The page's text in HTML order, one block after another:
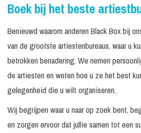
Boek bij het beste
Benieuwd waarom anderen Black Box bij
van de grootste artiestenbureaus, waar u
betrokken benadering. We nemen
de artiesten en weten hoe u ze het best
gelegenheid die u wilt organiseren.
Wij begrijpen waar u naar op zoek bent,
en zorgen ervoor dat jullie samen tot een